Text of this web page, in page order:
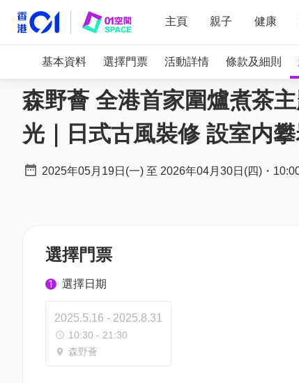
主頁 親子 健康
基本資料 選擇門票 活動詳情 條款及細則
森野薈 全港首家圍爐煮茶
光｜日式古風裝修 設室内
2025年05月19日(一) 至 2026年04月30日(四) ・
選擇門票
1 選擇日期
2025.5.16 - 2025.8.31
10:30 - 21:30
森野薈